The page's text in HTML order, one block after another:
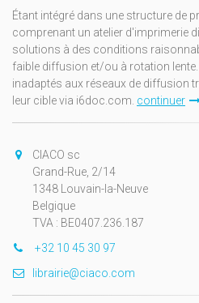
Étant intégré dans une structure de
comprenant un atelier d'imprimerie
solutions à des conditions
faible diffusion et/ou à rotation
inadaptés aux réseaux de diffusion
leur cible via i6doc.com. continuer
CIACO sc
Grand-Rue, 2/14
1348 Louvain-la-Neuve
Belgique
TVA : BE0407.236.187
+32 10 45 30 97
librairie@ciaco.com